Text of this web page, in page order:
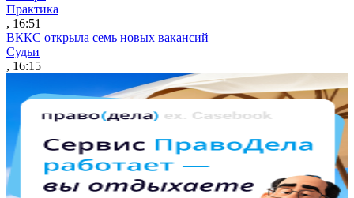
Практика
, 16:51
ВККС открыла семь новых вакансий
Судьи
, 16:15